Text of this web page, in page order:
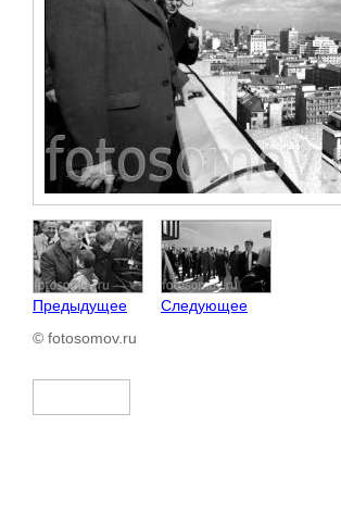
Предыдущее
Следующее
© fotosomov.ru